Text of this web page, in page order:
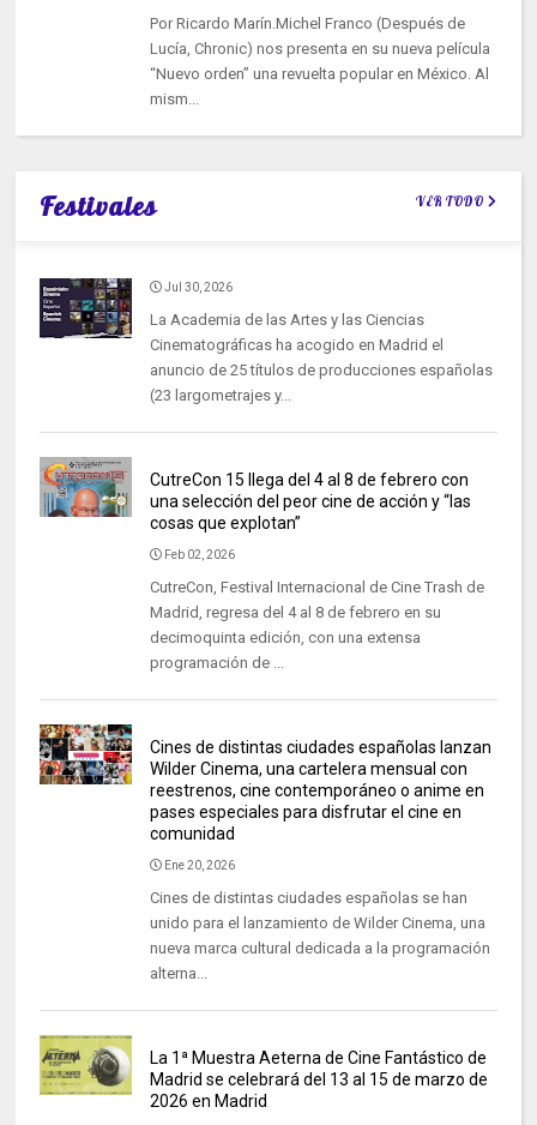
Por Ricardo Marín.Michel Franco (Después de
Lucía, Chronic) nos presenta en su nueva película
“Nuevo orden” una revuelta popular en México. Al
mism...
Festivales VER TODO
Jul 30, 2026
La Academia de las Artes y las Ciencias
Cinematográficas ha acogido en Madrid el
anuncio de 25 títulos de producciones españolas
(23 largometrajes y...
CutreCon 15 llega del 4 al 8 de febrero con
una selección del peor cine de acción y “las
cosas que explotan”
Feb 02, 2026
CutreCon, Festival Internacional de Cine Trash de
Madrid, regresa del 4 al 8 de febrero en su
decimoquinta edición, con una extensa
programación de ...
Cines de distintas ciudades españolas lanzan
Wilder Cinema, una cartelera mensual con
reestrenos, cine contemporáneo o anime en
pases especiales para disfrutar el cine en
comunidad
Ene 20, 2026
Cines de distintas ciudades españolas se han
unido para el lanzamiento de Wilder Cinema, una
nueva marca cultural dedicada a la programación
alterna...
La 1ª Muestra Aeterna de Cine Fantástico de
Madrid se celebrará del 13 al 15 de marzo de
2026 en Madrid